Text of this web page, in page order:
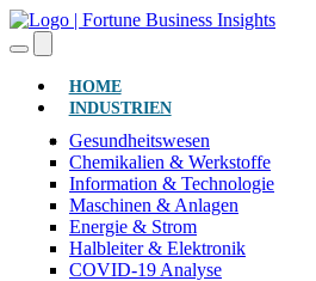
HOME(AKTUELL)
INDUSTRIEN
Gesundheitswesen
Chemikalien & Werkstoffe
Information & Technologie
Maschinen & Anlagen
Energie & Strom
Halbleiter & Elektronik
COVID-19 Analyse